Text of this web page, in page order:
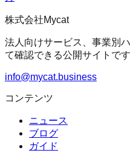
株式会社Mycat
法人向けサービス、事業別
て確認できる公開サイトです
info@mycat.business
コンテンツ
ニュース
ブログ
ガイド